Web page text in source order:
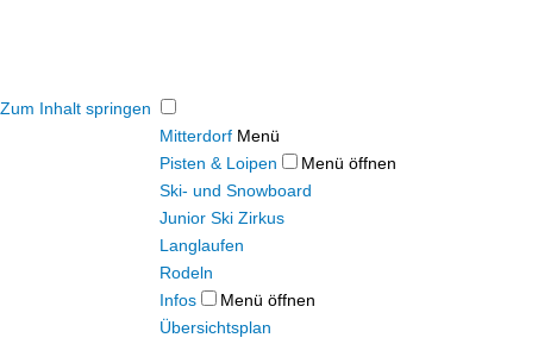
Zum Inhalt springen
Mitterdorf Menü
Pisten & Loipen
Menü öffnen
Ski- und Snowboard
Junior Ski Zirkus
Langlaufen
Rodeln
Infos
Menü öffnen
Übersichtsplan